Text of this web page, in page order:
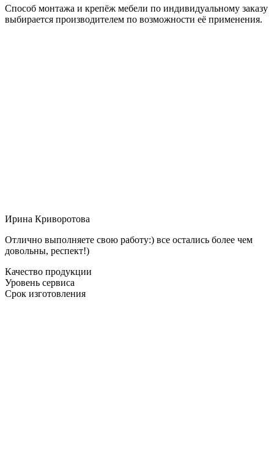
Способ монтажа и крепёж мебели по индивидуальному заказу
выбирается производителем по возможности её применения.
Ирина Криворотова
Отлично выполняете свою работу:) все остались более чем
довольны, респект!)
Качество продукции
Уровень сервиса
Срок изготовления